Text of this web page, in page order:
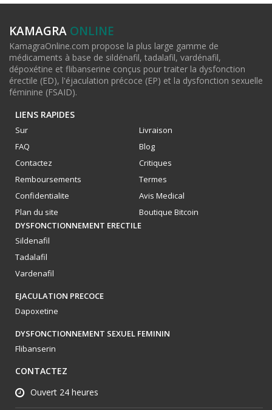
KAMAGRA ONLINE
KamagraOnline.com propose la plus large gamme de
médicaments à base de sildénafil, tadalafil, vardénafil,
dépoxétine et flibanserine conçus pour traiter la dysfonction
érectile (ED), l'éjaculation précoce (EP) et la dysfonction sexuelle
féminine (FSAID).
LIENS RAPIDES
Sur
Livraison
FAQ
Blog
Contactez
Critiques
Remboursements
Termes
Confidentialite
Avis Medical
Plan du site
Boutique Bitcoin
DYSFONCTIONNEMENT ERECTILE
Sildenafil
Tadalafil
Vardenafil
EJACULATION PRECOCE
Dapoxetine
DYSFONCTIONNEMENT SEXUEL FEMININ
Flibanserin
CONTACTEZ
Ouvert 24 heures